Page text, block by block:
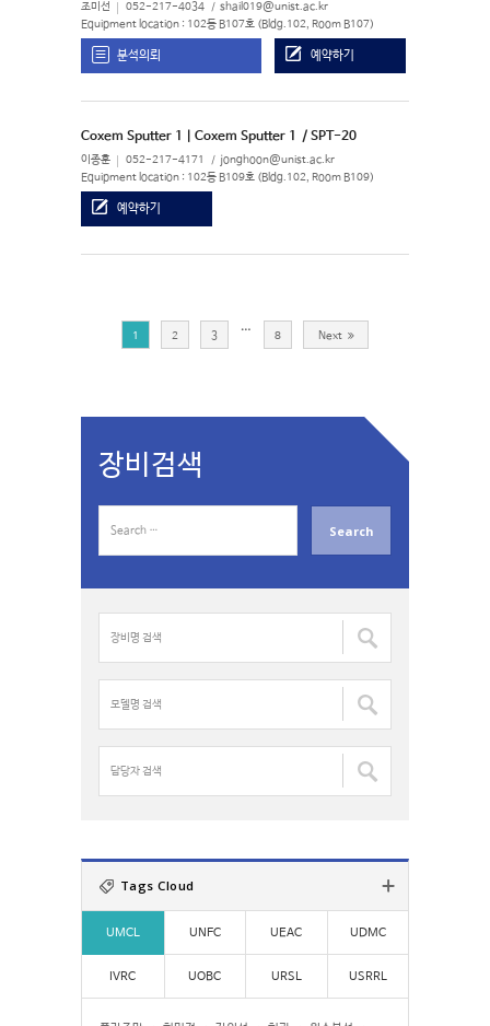
조미선 052-217-4034 shail019@unist.ac.kr
Equipment location : 102동 B107호 (Bldg.102, Room B107)
분석의뢰 예약하기
Coxem Sputter 1 | Coxem Sputter 1 / SPT-20
이종훈 052-217-4171 jonghoon@unist.ac.kr
Equipment location : 102동 B109호 (Bldg.102, Room B109)
예약하기
1 2 3 … 8 Next
장비검색
a
명
색
:
델
명
:자
:
Tags Cloud
UMCL UNFC UEAC UDMC
IVRC UOBC URSL USRRL